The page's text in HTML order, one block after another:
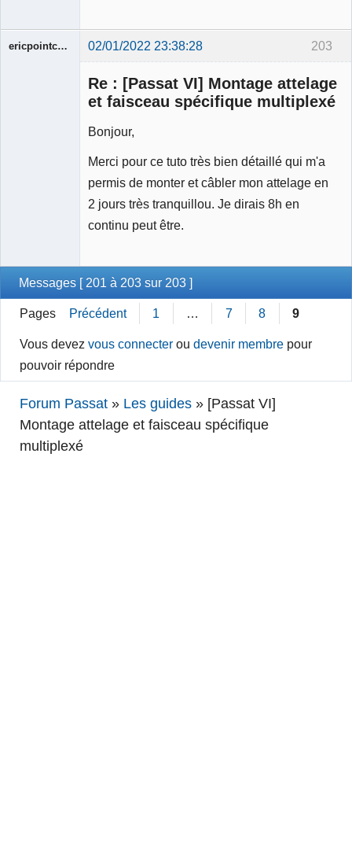
203
ericpointcom 02/01/2022 23:38:28
Re : [Passat VI] Montage attelage
et faisceau spécifique multiplexé
Bonjour,
Merci pour ce tuto très bien détaillé qui m'a
permis de monter et câbler mon attelage en
2 jours très tranquillou. Je dirais 8h en
continu peut être.
Messages [ 201 à 203 sur 203 ]
Pages Précédent 1 … 7 8 9
Vous devezvous connecter oudevenir membre pour
pouvoir répondre
Forum Passat » Les guides » [Passat VI]
Montage attelage et faisceau spécifique
multiplexé